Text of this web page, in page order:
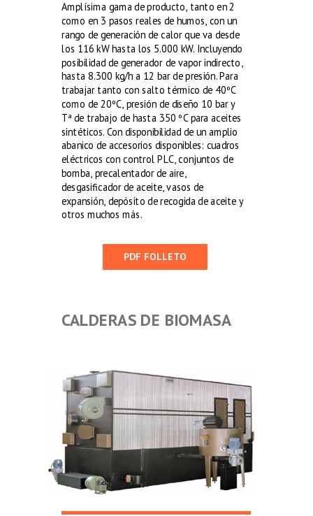
Amplísima gama de producto, tanto en 2
como en 3 pasos reales de humos, con un
rango de generación de calor que va desde
los 116 kW hasta los 5.000 kW. Incluyendo
posibilidad de generador de vapor indirecto,
hasta 8.300 kg/h a 12 bar de presión. Para
trabajar tanto con salto térmico de 40ºC
como de 20ºC, presión de diseño 10 bar y
Tª de trabajo de hasta 350 ºC para aceites
sintéticos. Con disponibilidad de un amplio
abanico de accesorios disponibles: cuadros
eléctricos con control PLC, conjuntos de
bomba, precalentador de aire,
desgasificador de aceite, vasos de
expansión, depósito de recogida de aceite y
otros muchos más.
PDF FOLLETO
CALDERAS DE BIOMASA